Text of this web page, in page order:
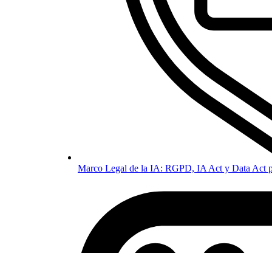
Marco Legal de la IA: RGPD, IA Act y Data Act